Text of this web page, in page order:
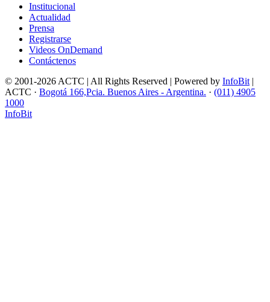
Institucional
Actualidad
Prensa
Registrarse
Videos OnDemand
Contáctenos
© 2001-2026 ACTC | All Rights Reserved | Powered by InfoBit |
ACTC · Bogotá 166,Pcia. Buenos Aires - Argentina. · (011) 4905
1000
InfoBit